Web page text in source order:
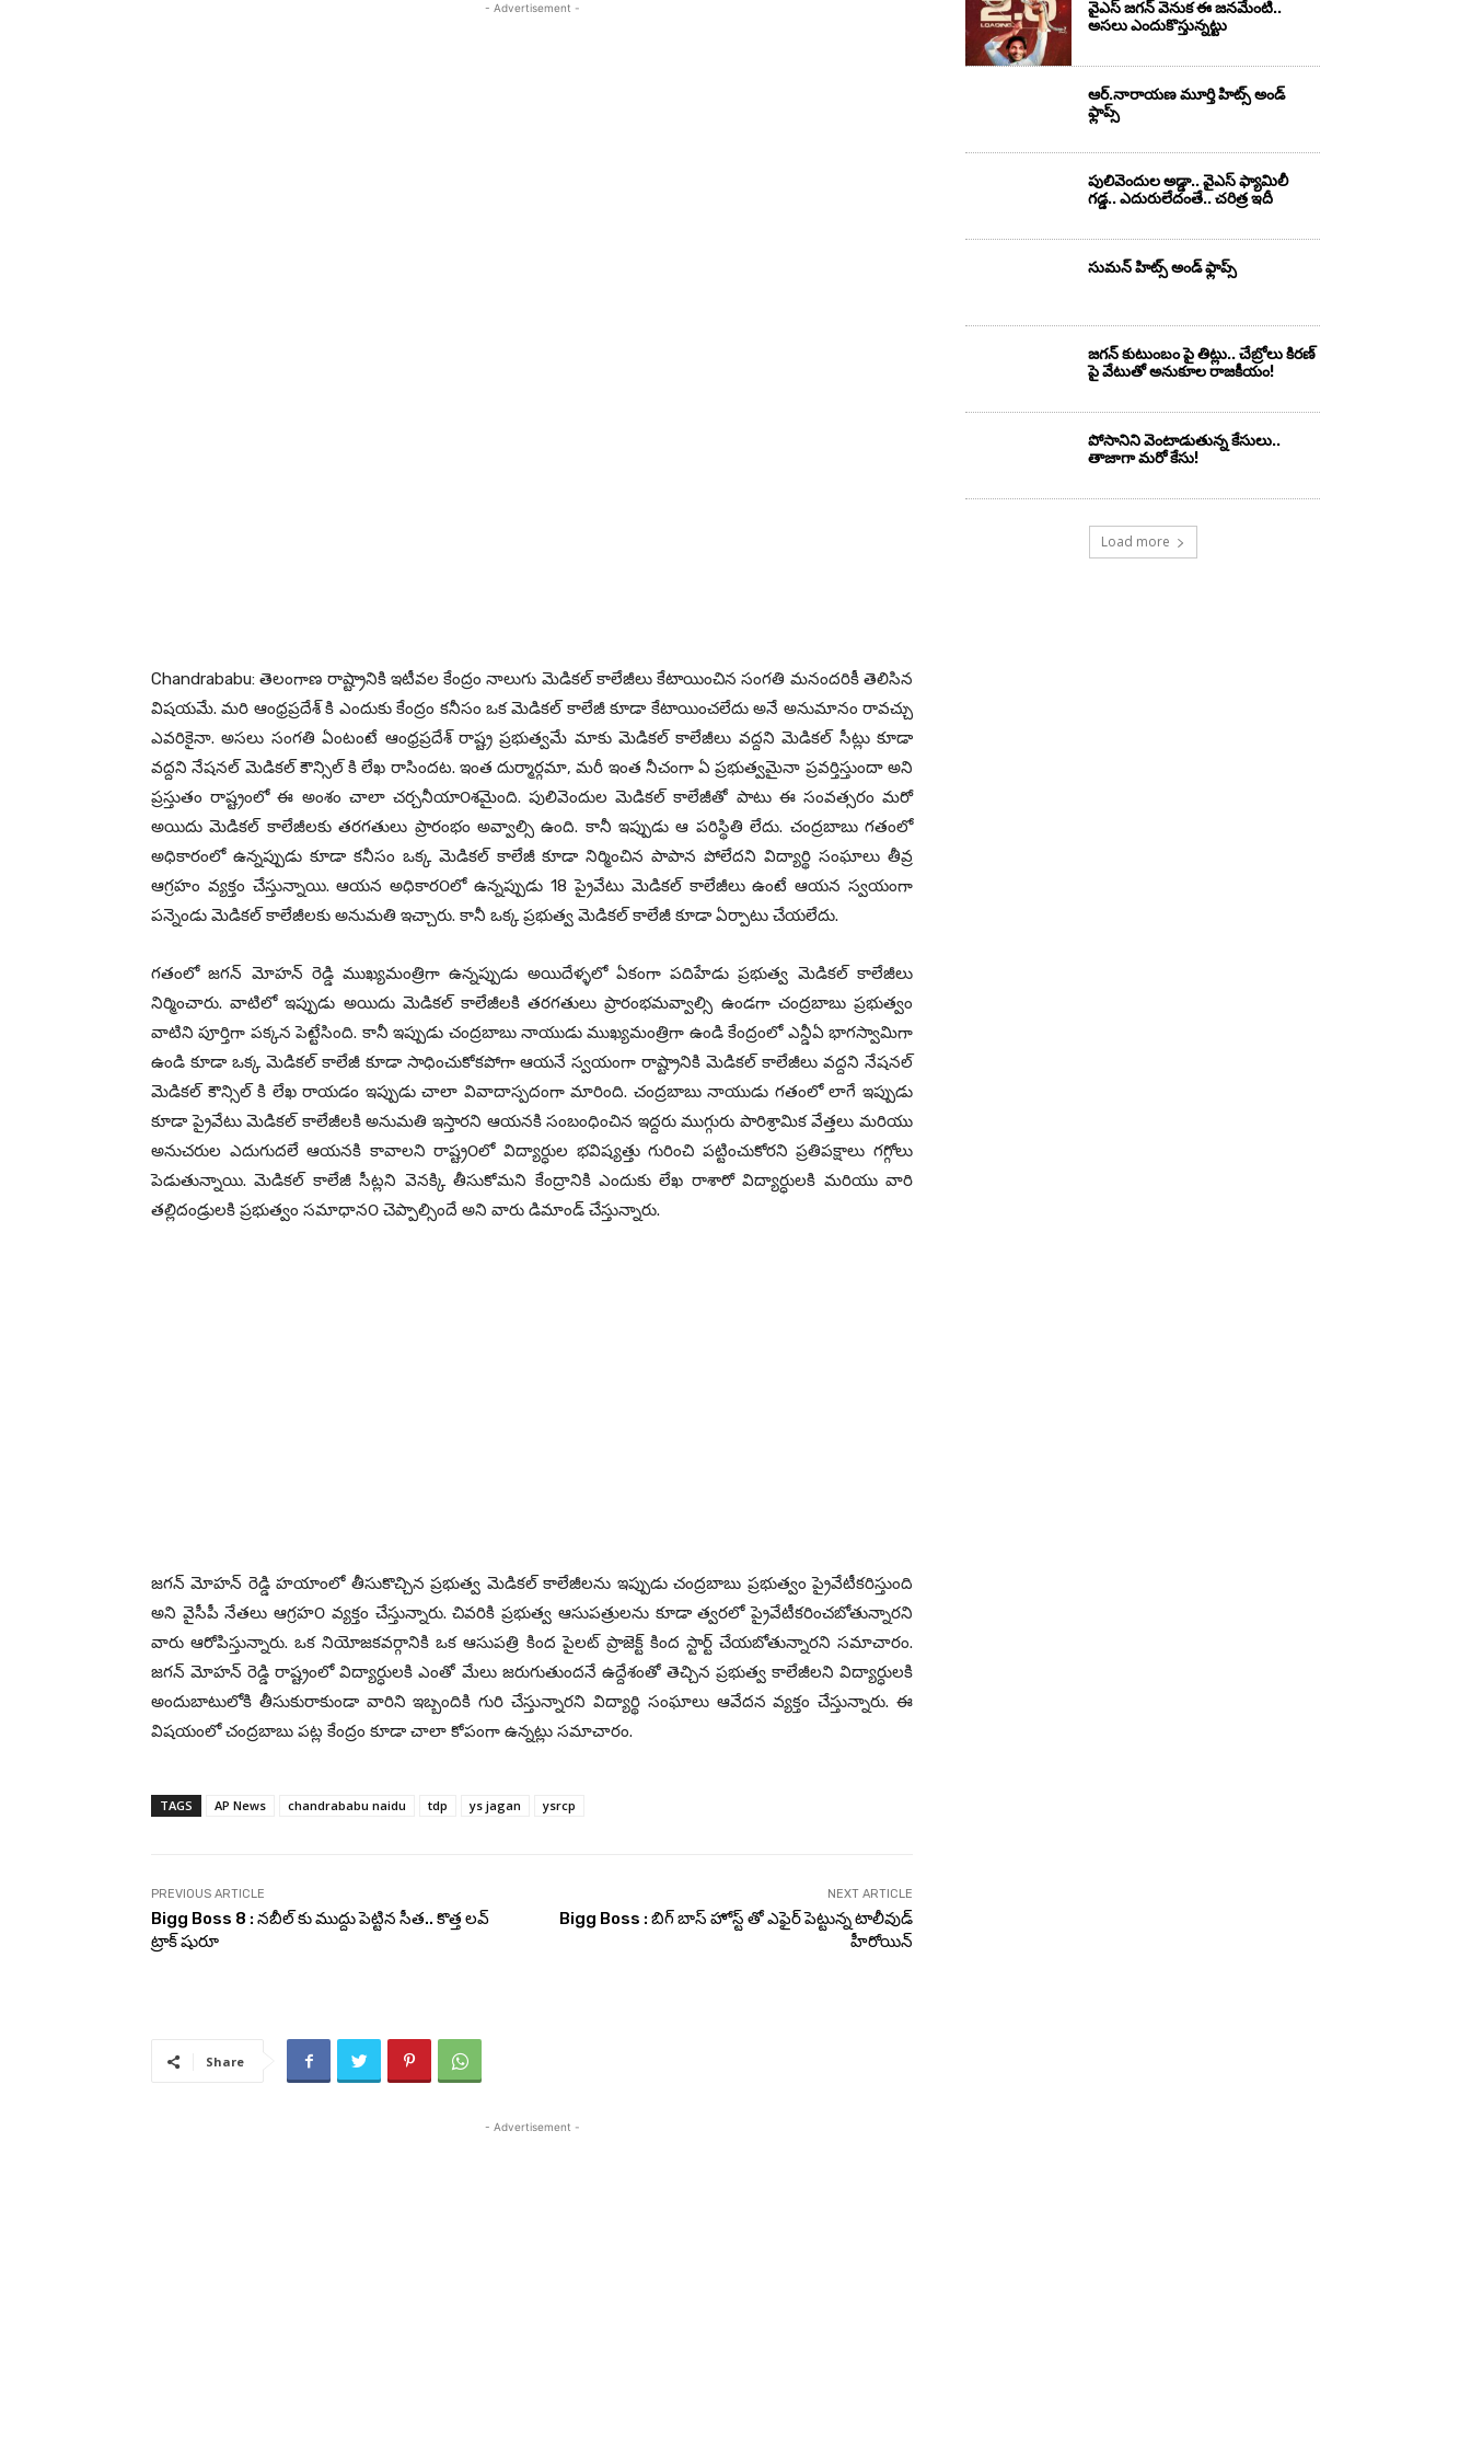
- Advertisement -
Chandrababu: తెలంగాణ రాష్ట్రానికి ఇటీవల కేంద్రం నాలుగు మెడికల్ కాలేజీలు కేటాయించిన సంగతి మనందరికీ తెలిసిన
విషయమే. మరి ఆంధ్రప్రదేశ్ కి ఎందుకు కేంద్రం కనీసం ఒక మెడికల్ కాలేజీ కూడా కేటాయించలేదు అనే అనుమానం రావచ్చు
ఎవరికైనా. అసలు సంగతి ఏంటంటే ఆంధ్రప్రదేశ్ రాష్ట్ర ప్రభుత్వమే మాకు మెడికల్ కాలేజీలు వద్దని మెడికల్ సీట్లు కూడా
వద్దని నేషనల్ మెడికల్ కౌన్సిల్ కి లేఖ రాసిందట. ఇంత దుర్మార్గమా, మరీ ఇంత నీచంగా ఏ ప్రభుత్వమైనా ప్రవర్తిస్తుందా అని
ప్రస్తుతం రాష్ట్రంలో ఈ అంశం చాలా చర్చనీయా౦శమైంది. పులివెందుల మెడికల్ కాలేజీతో పాటు ఈ సంవత్సరం మరో
అయిదు మెడికల్ కాలేజీలకు తరగతులు ప్రారంభం అవ్వాల్సి ఉంది. కానీ ఇప్పుడు ఆ పరిస్థితి లేదు. చంద్రబాబు గతంలో
అధికారంలో ఉన్నప్పుడు కూడా కనీసం ఒక్క మెడికల్ కాలేజీ కూడా నిర్మించిన పాపాన పోలేదని విద్యార్థి సంఘాలు తీవ్ర
ఆగ్రహం వ్యక్తం చేస్తున్నాయి. ఆయన అధికార౦లో ఉన్నప్పుడు 18 ప్రైవేటు మెడికల్ కాలేజీలు ఉంటే ఆయన స్వయంగా
పన్నెండు మెడికల్ కాలేజీలకు అనుమతి ఇచ్చారు. కానీ ఒక్క ప్రభుత్వ మెడికల్ కాలేజీ కూడా ఏర్పాటు చేయలేదు.
గతంలో జగన్ మోహన్ రెడ్డి ముఖ్యమంత్రిగా ఉన్నప్పుడు అయిదేళ్ళలో ఏకంగా పదిహేడు ప్రభుత్వ మెడికల్ కాలేజీలు
నిర్మించారు. వాటిలో ఇప్పుడు అయిదు మెడికల్ కాలేజీలకి తరగతులు ప్రారంభమవ్వాల్సి ఉండగా చంద్రబాబు ప్రభుత్వం
వాటిని పూర్తిగా పక్కన పెట్టేసింది. కానీ ఇప్పుడు చంద్రబాబు నాయుడు ముఖ్యమంత్రిగా ఉండి కేంద్రంలో ఎన్డీఏ భాగస్వామిగా
ఉండి కూడా ఒక్క మెడికల్ కాలేజీ కూడా సాధించుకోకపోగా ఆయనే స్వయంగా రాష్ట్రానికి మెడికల్ కాలేజీలు వద్దని నేషనల్
మెడికల్ కౌన్సిల్ కి లేఖ రాయడం ఇప్పుడు చాలా వివాదాస్పదంగా మారింది. చంద్రబాబు నాయుడు గతంలో లాగే ఇప్పుడు
కూడా ప్రైవేటు మెడికల్ కాలేజీలకి అనుమతి ఇస్తారని ఆయనకి సంబంధించిన ఇద్దరు ముగ్గురు పారిశ్రామిక వేత్తలు మరియు
అనుచరుల ఎదుగుదలే ఆయనకి కావాలని రాష్ట్ర౦లో విద్యార్ధుల భవిష్యత్తు గురించి పట్టించుకోరని ప్రతిపక్షాలు గగ్గోలు
పెడుతున్నాయి. మెడికల్ కాలేజీ సీట్లని వెనక్కి తీసుకోమని కేంద్రానికి ఎందుకు లేఖ రాశారో విద్యార్ధులకి మరియు వారి
తల్లిదండ్రులకి ప్రభుత్వం సమాధాన౦ చెప్పాల్సిందే అని వారు డిమాండ్ చేస్తున్నారు.
జగన్ మోహన్ రెడ్డి హయాంలో తీసుకొచ్చిన ప్రభుత్వ మెడికల్ కాలేజీలను ఇప్పుడు చంద్రబాబు ప్రభుత్వం ప్రైవేటీకరిస్తుంది
అని వైసీపీ నేతలు ఆగ్రహ౦ వ్యక్తం చేస్తున్నారు. చివరికి ప్రభుత్వ ఆసుపత్రులను కూడా త్వరలో ప్రైవేటీకరించబోతున్నారని
వారు ఆరోపిస్తున్నారు. ఒక నియోజకవర్గానికి ఒక ఆసుపత్రి కింద పైలట్ ప్రాజెక్ట్ కింద స్టార్ట్ చేయబోతున్నారని సమాచారం.
జగన్ మోహన్ రెడ్డి రాష్ట్రంలో విద్యార్ధులకి ఎంతో మేలు జరుగుతుందనే ఉద్దేశంతో తెచ్చిన ప్రభుత్వ కాలేజీలని విద్యార్ధులకి
అందుబాటులోకి తీసుకురాకుండా వారిని ఇబ్బందికి గురి చేస్తున్నారని విద్యార్థి సంఘాలు ఆవేదన వ్యక్తం చేస్తున్నారు. ఈ
విషయంలో చంద్రబాబు పట్ల కేంద్రం కూడా చాలా కోపంగా ఉన్నట్లు సమాచారం.
TAGS AP News chandrababu naidu tdp ys jagan ysrcp
PREVIOUS ARTICLE
Bigg Boss 8 : నబీల్ కు ముద్దు పెట్టిన సీత.. కొత్త లవ్
ట్రాక్ షురూ
NEXT ARTICLE
Bigg Boss : బిగ్ బాస్ హోస్ట్ తో ఎఫైర్ పెట్టున్న టాలీవుడ్
హీరోయిన్
Share
- Advertisement -
వైఎస్‌ జగన్‌ వెనుక ఈ జనమేంటి..
అసలు ఎందుకొస్తున్నట్టు
ఆర్‌.నారాయ‌ణ మూర్తి హిట్స్ అండ్
ఫ్లాప్స్‌
పులివెందుల అడ్డా.. వైఎస్ ఫ్యామిలీ
గడ్డ.. ఎదురులేదంతే.. చరిత్ర ఇదీ
సుమ‌న్ హిట్స్ అండ్ ఫ్లాప్స్‌
జగన్ కుటుంబం పై తిట్లు.. చేబ్రోలు కిరణ్
పై వేటుతో అనుకూల రాజకీయం!
పోసానిని వెంటాడుతున్న కేసులు..
తాజాగా మరో కేసు!
Load more